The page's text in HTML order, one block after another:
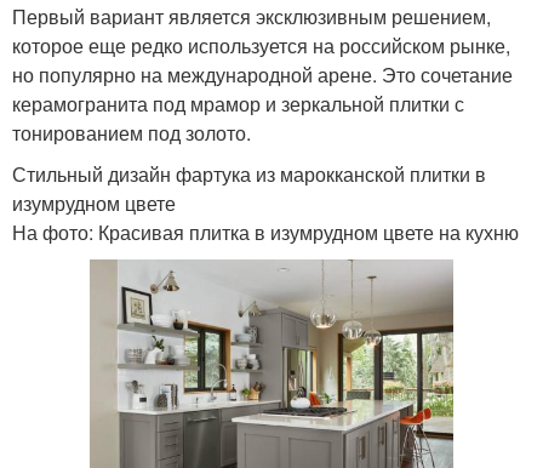
Первый вариант является эксклюзивным решением,
которое еще редко используется на российском рынке,
но популярно на международной арене. Это сочетание
керамогранита под мрамор и зеркальной плитки с
тонированием под золото.
Стильный дизайн фартука из марокканской плитки в
изумрудном цвете
На фото: Красивая плитка в изумрудном цвете на кухню